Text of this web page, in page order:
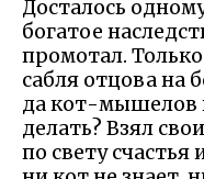
Досталось
богатое
промотал. Только
сабля отцова на
да кот-мышелов
делать? Взял
по свету